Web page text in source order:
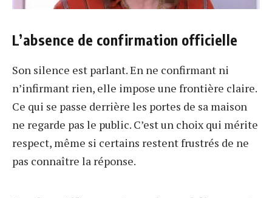
L’absence de confirmation officielle
Son silence est parlant. En ne confirmant ni
n’infirmant rien, elle impose une frontière claire.
Ce qui se passe derrière les portes de sa maison
ne regarde pas le public. C’est un choix qui mérite
respect, même si certains restent frustrés de ne
pas connaître la réponse.